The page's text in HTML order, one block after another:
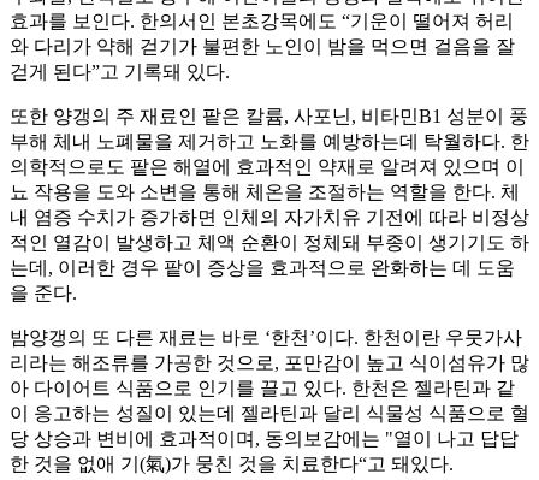
효과를 보인다. 한의서인 본초강목에도 “기운이 떨어져 허리
와 다리가 약해 걷기가 불편한 노인이 밤을 먹으면 걸음을 잘
걷게 된다”고 기록돼 있다.
또한 양갱의 주 재료인 팥은 칼륨, 사포닌, 비타민B1 성분이 풍
부해 체내 노폐물을 제거하고 노화를 예방하는데 탁월하다. 한
의학적으로도 팥은 해열에 효과적인 약재로 알려져 있으며 이
뇨 작용을 도와 소변을 통해 체온을 조절하는 역할을 한다. 체
내 염증 수치가 증가하면 인체의 자가치유 기전에 따라 비정상
적인 열감이 발생하고 체액 순환이 정체돼 부종이 생기기도 하
는데, 이러한 경우 팥이 증상을 효과적으로 완화하는 데 도움
을 준다.
밤양갱의 또 다른 재료는 바로 ‘한천’이다. 한천이란 우뭇가사
리라는 해조류를 가공한 것으로, 포만감이 높고 식이섬유가 많
아 다이어트 식품으로 인기를 끌고 있다. 한천은 젤라틴과 같
이 응고하는 성질이 있는데 젤라틴과 달리 식물성 식품으로 혈
당 상승과 변비에 효과적이며, 동의보감에는 "열이 나고 답답
한 것을 없애 기(氣)가 뭉친 것을 치료한다“고 돼있다.